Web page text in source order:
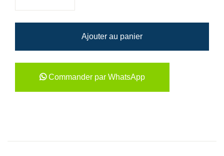
Ajouter au panier
Commander par WhatsApp